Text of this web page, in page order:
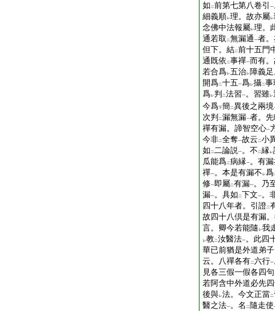
如 二前第七第八卷引 一
細義順レ理。故亦屬レ
念佛中法報屬レ理。
通若取 二無漏通一者
但下。結二前十五門
通既依 二事禪一而有
若合爲レ五治レ障義
開爲二十五一爲レ攝二事
爲レ判 二法習一。習雖レ
今爲下簡二異後之兩境
次判 二漏無漏一者。
禪有漏。諦智空心一
今非二全奪一故云 二小
如 二二論説一。不 二縁レ
瓜能爲二病縁一。有
禪一。本是有漏不 レ爲
修一即屬二有漏一。乃
漏一。具如 二下文一。
四十八年者。引證二
故四十八倶是有漏
言。卿今若能隨 レ我
レ教二汝醫法一。此四
華已前猶是外道弟
云。八禪各有二六行一
見各三假一假各四
若阿含中外道必先
後與レ法。今文正當二
醫之法一。名 二 隨走使